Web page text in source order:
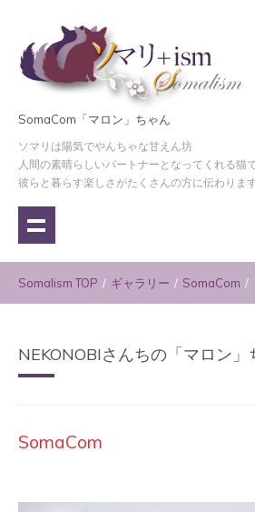
SomaCom「マロン」ちゃん
ソマリは陽気でやんちゃな甘えん坊
人間の素晴らしいパートナーとなってくれる猫
彼らと暮らす楽しさがたくさんの方に伝わりま
Somalism TOP / ギャラリー / SomaCom /
NEKONOBIさんちの「マロン」
SomaCom